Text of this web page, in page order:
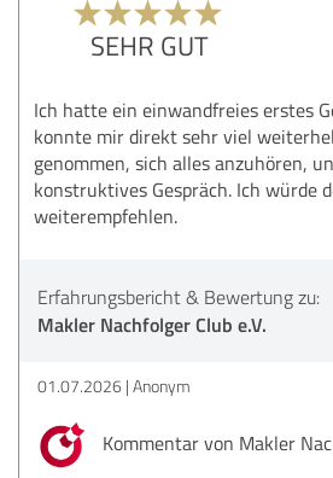
SEHR GUT
Ich hatte ein einwandfreies erstes
konnte mir direkt sehr viel
genommen, sich alles anzuhören,
konstruktives Gespräch. Ich würde
weiterempfehlen.
Erfahrungsbericht & Bewertung zu:
Makler Nachfolger Club e.V.
01.07.2026 Anonym
Kommentar von Makler